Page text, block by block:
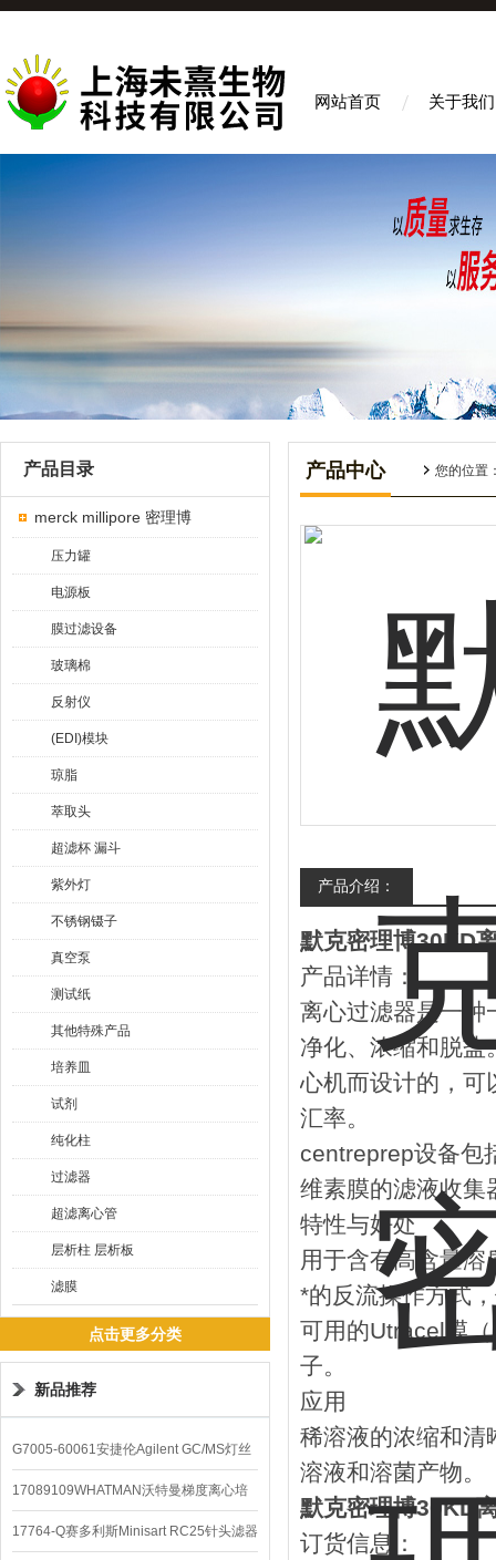
网站首页 关于我们
产品目录
merck millipore 密理博
压力罐
电源板
膜过滤设备
玻璃棉
反射仪
(EDI)模块
琼脂
萃取头
超滤杯 漏斗
紫外灯
不锈钢镊子
真空泵
测试纸
其他特殊产品
培养皿
试剂
纯化柱
过滤器
超滤离心管
层析柱 层析板
滤膜
点击更多分类
新品推荐
G7005-60061安捷伦Agilent GC/MS灯丝
配件
17089109WHATMAN沃特曼梯度离心培
养基
17764-Q赛多利斯Minisart RC25针头滤器
产品中心 您的位置
产品介绍：
默克密理博30KD
产品详情：
离心过滤器是一种
净化、浓缩和脱盐
心机而设计的，可
汇率。
centreprep设备包
维素膜的滤液收集
特性与好处
用于含有高含量溶
*的反流操作方式
可用的Utracel膜
子。
应用
稀溶液的浓缩和清
溶液和溶菌产物。
默克密理博30KD
订货信息：